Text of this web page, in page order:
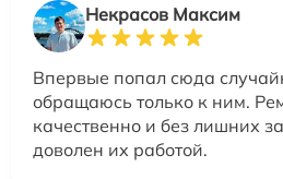
Некрасов Максим
Впервые попал сюда
обращаюсь только к ним.
качественно и без лишних
доволен их работой.